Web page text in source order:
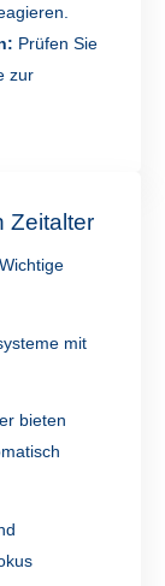
Prüfen Sie
zur
Zeitalter
mit
bieten